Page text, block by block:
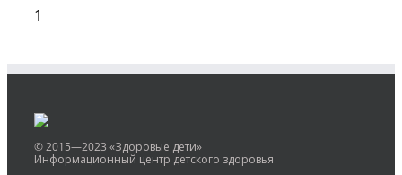
1
© 2015—2023 «Здоровые дети»
Информационный центр детского здоровья